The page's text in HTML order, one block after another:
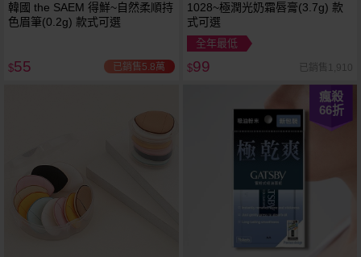
韓國 the SAEM 得鮮~自然柔順持
色眉筆(0.2g) 款式可選
$55 已銷售5.8萬
1028~極潤光奶霜唇膏(3.7g) 款
式可選
全年最低
$99 已銷售1,910
瘋殺
66折